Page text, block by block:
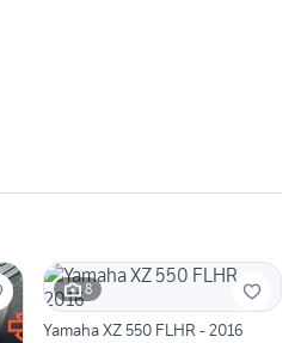
8
Yamaha XZ 550 FLHR - 2016